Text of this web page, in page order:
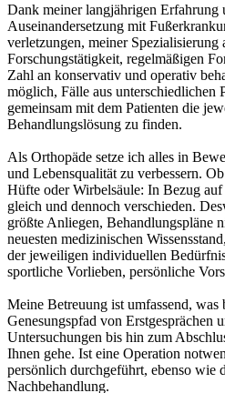
Dank meiner langjährigen Erfahrung
Auseinandersetzung mit
verletzungen, meiner Spezialisierung
Forschungstätigkeit, regelmäßigen
Zahl an konservativ und operativ
möglich, Fälle aus unterschiedlichen
gemeinsam mit dem Patienten die
Behandlungslösung zu finden.
Als Orthopäde setze ich alles in
und Lebensqualität zu verbessern.
Hüfte oder Wirbelsäule: In Bezug
gleich und dennoch verschieden.
größte Anliegen, Behandlungspläne
neuesten medizinischen
der jeweiligen individuellen
sportliche Vorlieben, persönliche
Meine Betreuung ist umfassend, was
Genesungspfad von Erstgesprächen
Untersuchungen bis hin zum
Ihnen gehe. Ist eine Operation
persönlich durchgeführt, ebenso wie
Nachbehandlung.